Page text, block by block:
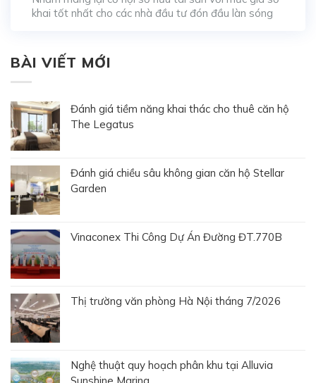
khai tốt nhất cho các nhà đầu tư đón đầu làn sóng
đợt 1 cho các sản phẩm căn hộ tại tòa […]
BÀI VIẾT MỚI
Đánh giá tiềm năng khai thác cho thuê căn hộ
The Legatus
Đánh giá chiều sâu không gian căn hộ Stellar
Garden
Vinaconex Thi Công Dự Án Đường ĐT.770B
Thị trường văn phòng Hà Nội tháng 7/2026
Nghệ thuật quy hoạch phân khu tại Alluvia
Sunshine Marina